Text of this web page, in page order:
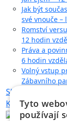
Jak být
své vnouče –
Romství
12 hodin
Práva a
6 hodin
Volný vstup
Zábavního
Sklad pro
Kontakty
Tyto
používají